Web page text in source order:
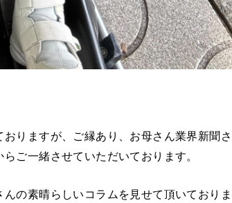
りますが、ご縁あり、お母さん業界新聞さ
ご一緒させていただいております。
の素晴らしいコラムを見せて頂いておりま